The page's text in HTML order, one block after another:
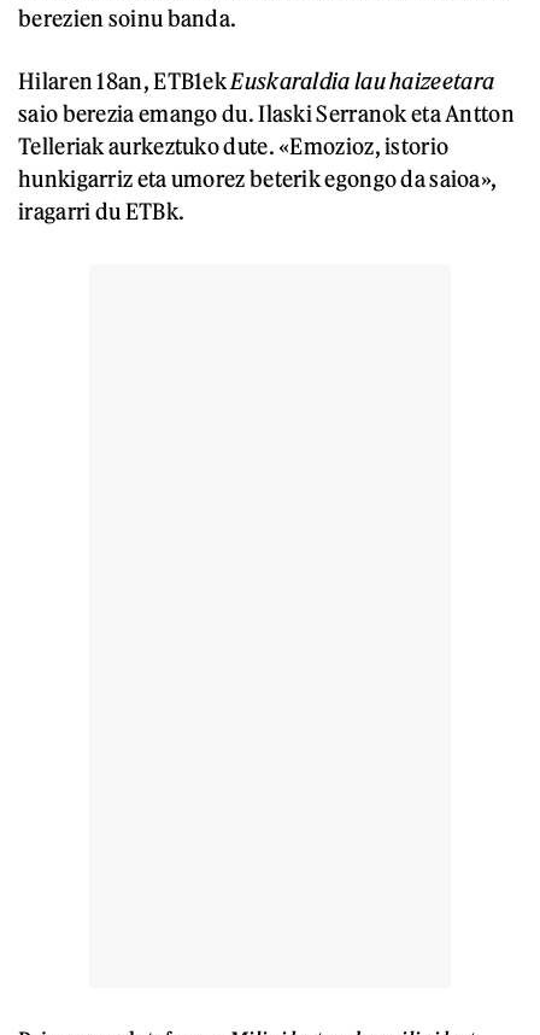
berezien soinu banda.
Hilaren 18an, ETB1ekEuskaraldia lau haizeetara
saio berezia emango du. Ilaski Serranok eta Antton
Telleriak aurkeztuko dute. «Emozioz, istorio
hunkigarriz eta umorez beterik egongo da saioa»,
iragarri du ETBk.